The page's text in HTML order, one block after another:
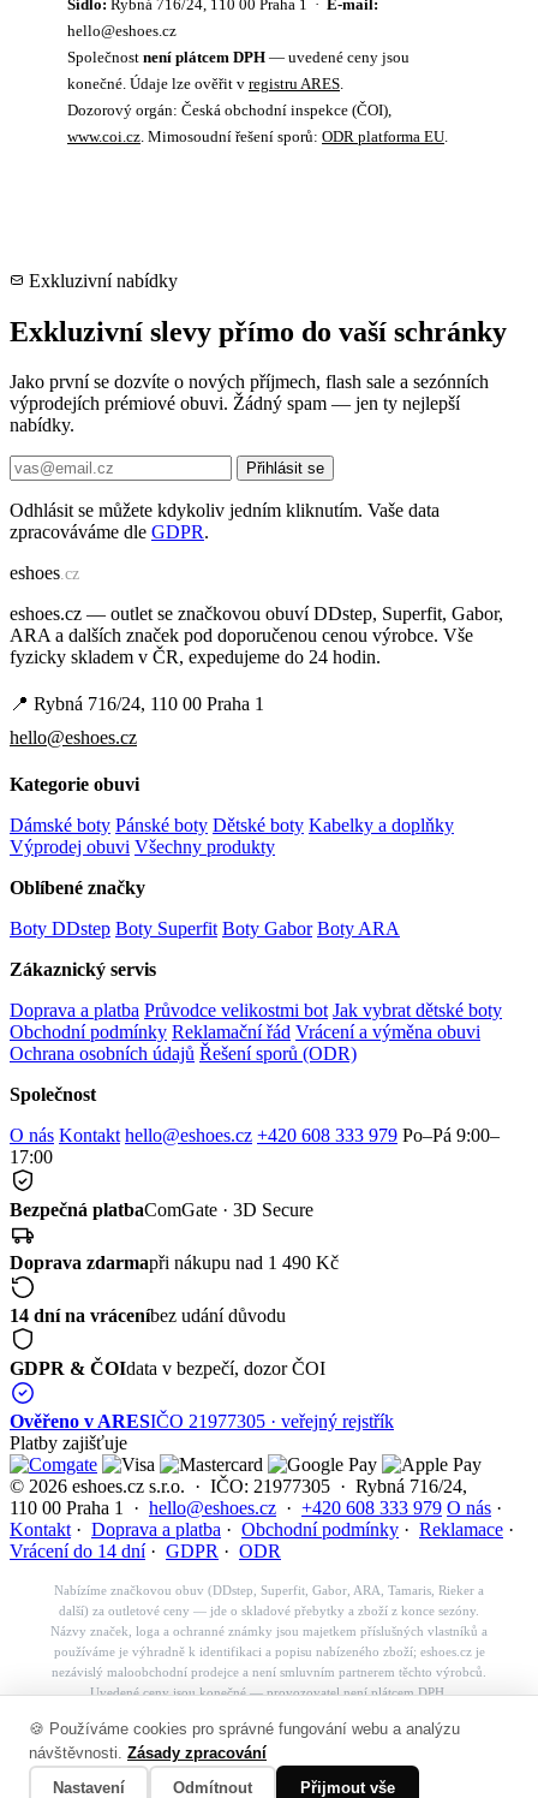
Sídlo: Rybná 716/24, 110 00 Praha 1 · E-mail:
hello@eshoes.cz
Společnost není plátcem DPH — uvedené ceny jsou
konečné. Údaje lze ověřit v registru ARES
Dozorový orgán: Česká obchodní inspekce (ČOI),
www.coi.cz . Mimosoudní řešení sporů: ODR platforma EU
Exkluzivní nabídky
Exkluzivní slevy přímo do vaší schránky
Jako první se dozvíte o nových příjmech, flash sale a sezónních
výprodejích prémiové obuvi. Žádný spam — jen ty nejlepší
nabídky.
Přihlásit se
Odhlásit se můžete kdykoliv jedním kliknutím. Vaše data
zpracováváme dle GDPR.
eshoes.cz
eshoes.cz — outlet se značkovou obuví DDstep, Superfit, Gabor,
ARA a dalších značek pod doporučenou cenou výrobce. Vše
fyzicky skladem v ČR, expedujeme do 24 hodin.
📍 Rybná 716/24, 110 00 Praha 1
hello@eshoes.cz
Kategorie obuvi
Dámské boty Pánské boty Dětské boty Kabelky a doplňky
Výprodej obuvi Všechny produkty
Oblíbené značky
Boty DDstep Boty Superfit Boty Gabor Boty ARA
Zákaznický servis
Doprava a platba Průvodce velikostmi bot Jak vybrat dětské boty
Obchodní podmínky Reklamační řád Vrácení a výměna obuvi
Ochrana osobních údajů Řešení sporů (ODR)
Společnost
O nás Kontakt hello@eshoes.cz +420 608 333 979 Po–Pá 9:00–
17:00
Bezpečná platbaComGate · 3D Secure
Doprava zdarmapři nákupu nad 1 490 Kč
14 dní na vráceníbez udání důvodu
GDPR & ČOIdata v bezpečí, dozor ČOI
Ověřeno v ARESIČO 21977305 · veřejný rejstřík
Platby zajišťuje
© 2026 eshoes.cz s.r.o. · IČO: 21977305 · Rybná 716/24,
110 00 Praha 1 · hello@eshoes.cz · +420 608 333 979 O nás ·
Kontakt· Doprava a platba · Obchodní podmínky · Reklamace ·
Vrácení do 14 dní· GDPR · ODR
Nabízíme značkovou obuv (DDstep, Superfit, Gabor, ARA, Tamaris, Rieker a
další) za outletové ceny — jde o skladové přebytky a zboží z konce sezóny.
Názvy značek, loga a ochranné známky jsou majetkem příslušných vlastníků a
používáme je výhradně k identifikaci a popisu nabízeného zboží; eshoes.cz je
nezávislý maloobchodní prodejce a není smluvním partnerem těchto výrobců.
Uvedené ceny jsou konečné — provozovatel není plátcem DPH.
✕🍪 Používáme cookies pro správné fungování webu a analýzu
návštěvnosti. Zásady zpracování
Nastavení
Odmítnout Přijmout vše